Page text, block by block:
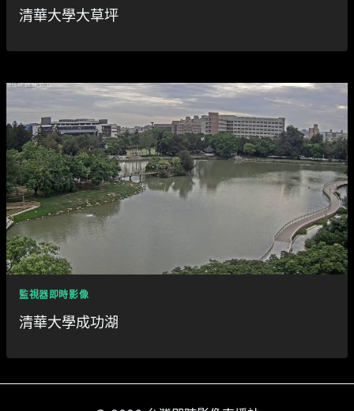
清華大學大草坪
監視器即時影像
清華大學成功湖